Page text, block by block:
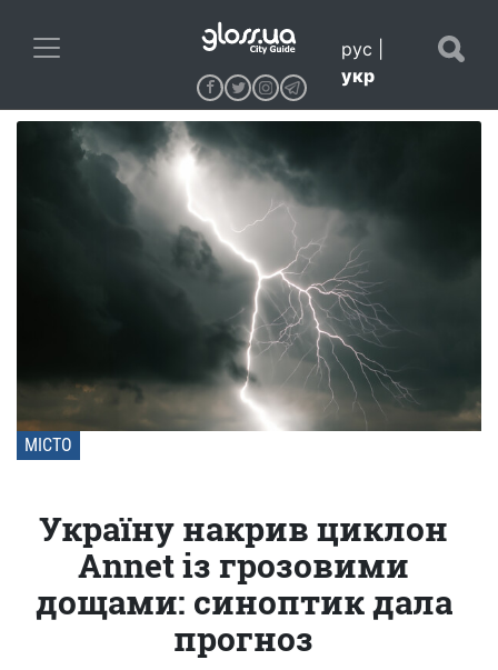
рус
укр
МІСТО
Україну накрив циклон
Annet із грозовими
дощами: синоптик дала
прогноз